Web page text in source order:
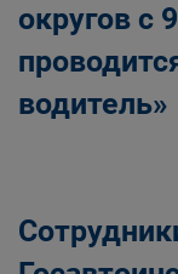
округов с
водитель»